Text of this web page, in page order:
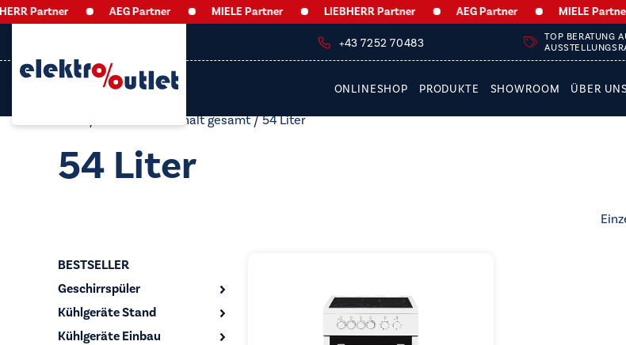
Partner AEG Partner MIELE Partner LIEBHERR Partner AEG Partner MIELE Partner
+43 7252 70483 TOP BERATUNG
ONLINESHOP PRODUKTE SHOWROOM ÜBER UNS
/ Produkt Nutzinhalt gesamt / 54 Liter
54 Liter
BESTSELLER
Geschirrspüler
Kühlgeräte Stand
Kühlgeräte Einbau